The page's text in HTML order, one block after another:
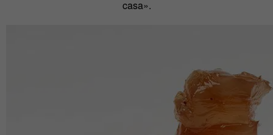
casa».